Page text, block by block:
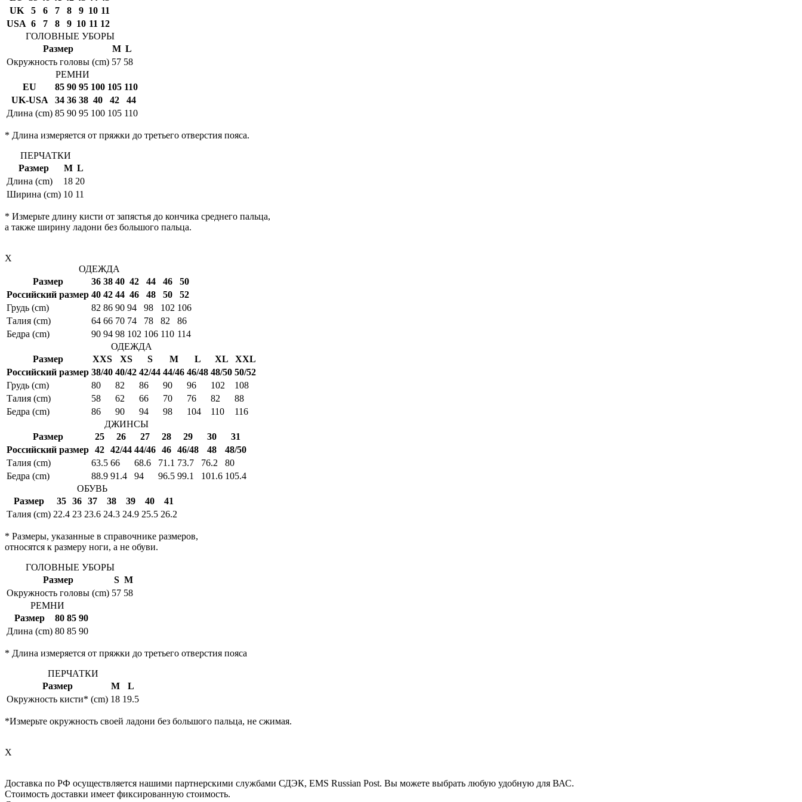
UK
5 6 7 8 9 10 11
USA 6 7 8 9 10 11 12
ГОЛОВНЫЕ УБОРЫ
Размер
M L
Окружность головы (cm) 57 58
РЕМНИ
EU
85 90 95 100 105 110
UK-USA
34 36 38 40 42
44
Длина (cm) 85 90 95 100 105 110
* Длина измеряется от пряжки до третьего отверстия пояса.
ПЕРЧАТКИ
Размер
M L
Длина (cm)
18 20
Ширина (cm) 10 11
* Измерьте длину кисти от запястья до кончика среднего пальца,
а также ширину ладони без большого пальца.
X
ОДЕЖДА
Размер
36 38 40 42 44 46
50
Российский размер 40 42 44 46 48 50
52
Грудь (cm)
82 86 90 94 98 102 106
Талия (cm)
64 66 70 74 78 82
86
Бедра (cm)
90 94 98 102 106 110 114
ОДЕЖДА
Размер
XXS XS S M L XL
XXL
Российский размер 38/40 40/42 42/44 44/46 46/48 48/50 50/52
Грудь (cm)
80 82 86 90 96 102
108
Талия (cm)
58 62 66 70 76 82
88
Бедра (cm)
86 90 94 98 104 110
116
ДЖИНСЫ
Размер
25 26 27 28 29 30
31
Российский размер 42 42/44 44/46 46 46/48 48
48/50
Талия (cm)
63.5 66 68.6 71.1 73.7 76.2
80
Бедра (cm)
88.9 91.4 94 96.5 99.1 101.6 105.4
ОБУВЬ
Размер
35 36 37 38 39 40
41
Талия (cm) 22.4 23 23.6 24.3 24.9 25.5 26.2
* Размеры, указанные в справочнике размеров,
относятся к размеру ноги, а не обуви.
ГОЛОВНЫЕ УБОРЫ
Размер
S M
Окружность головы (cm) 57 58
РЕМНИ
Размер
80 85 90
Длина (cm) 80 85 90
* Длина измеряется от пряжки до третьего отверстия пояса
ПЕРЧАТКИ
Размер
M
L
Окружность кисти* (cm) 18 19.5
*Измерьте окружность своей ладони без большого пальца, не сжимая.
X
Доставка по РФ осуществляется нашими партнерскими службами СДЭК, EMS Russian Post. Вы можете выбрать любую удобную для ВАС.
Стоимость доставки имеет фиксированную стоимость.